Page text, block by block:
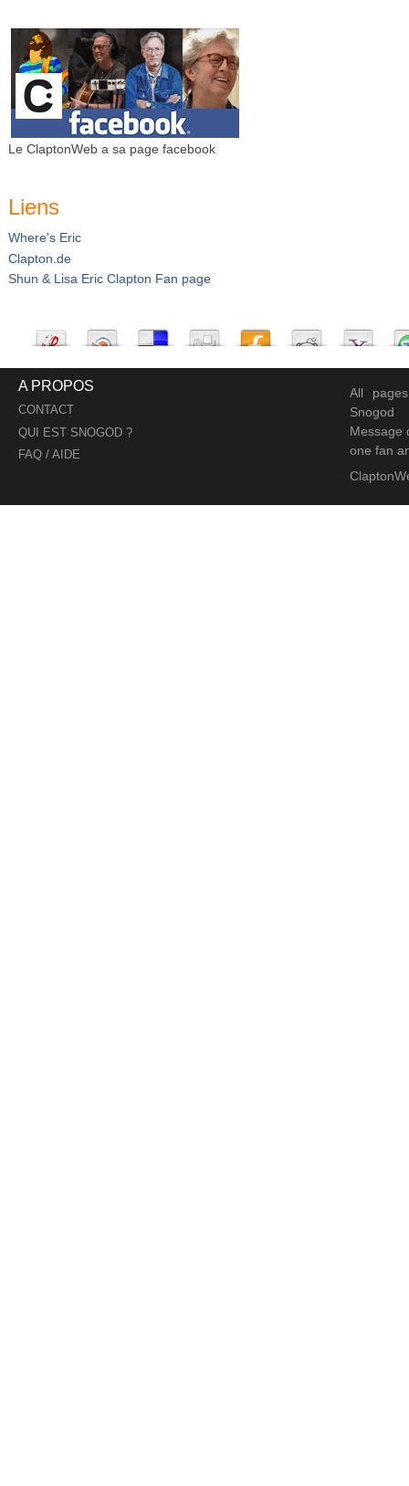
Le ClaptonWeb a sa page facebook
Liens
Where's Eric
Clapton.de
Shun & Lisa Eric Clapton Fan page
A PROPOS
CONTACT
QUI EST SNOGOD ?
FAQ / AIDE
All
Snogod
Message
one fan